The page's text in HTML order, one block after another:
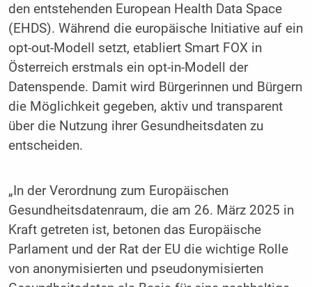
den entstehenden European Health Data Space
(EHDS). Während die europäische Initiative auf ein
opt-out-Modell setzt, etabliert Smart FOX in
Österreich erstmals ein opt-in-Modell der
Datenspende. Damit wird Bürgerinnen und Bürgern
die Möglichkeit gegeben, aktiv und transparent
über die Nutzung ihrer Gesundheitsdaten zu
entscheiden.
„In der Verordnung zum Europäischen
Gesundheitsdatenraum, die am 26. März 2025 in
Kraft getreten ist, betonen das Europäische
Parlament und der Rat der EU die wichtige Rolle
von anonymisierten und pseudonymisierten